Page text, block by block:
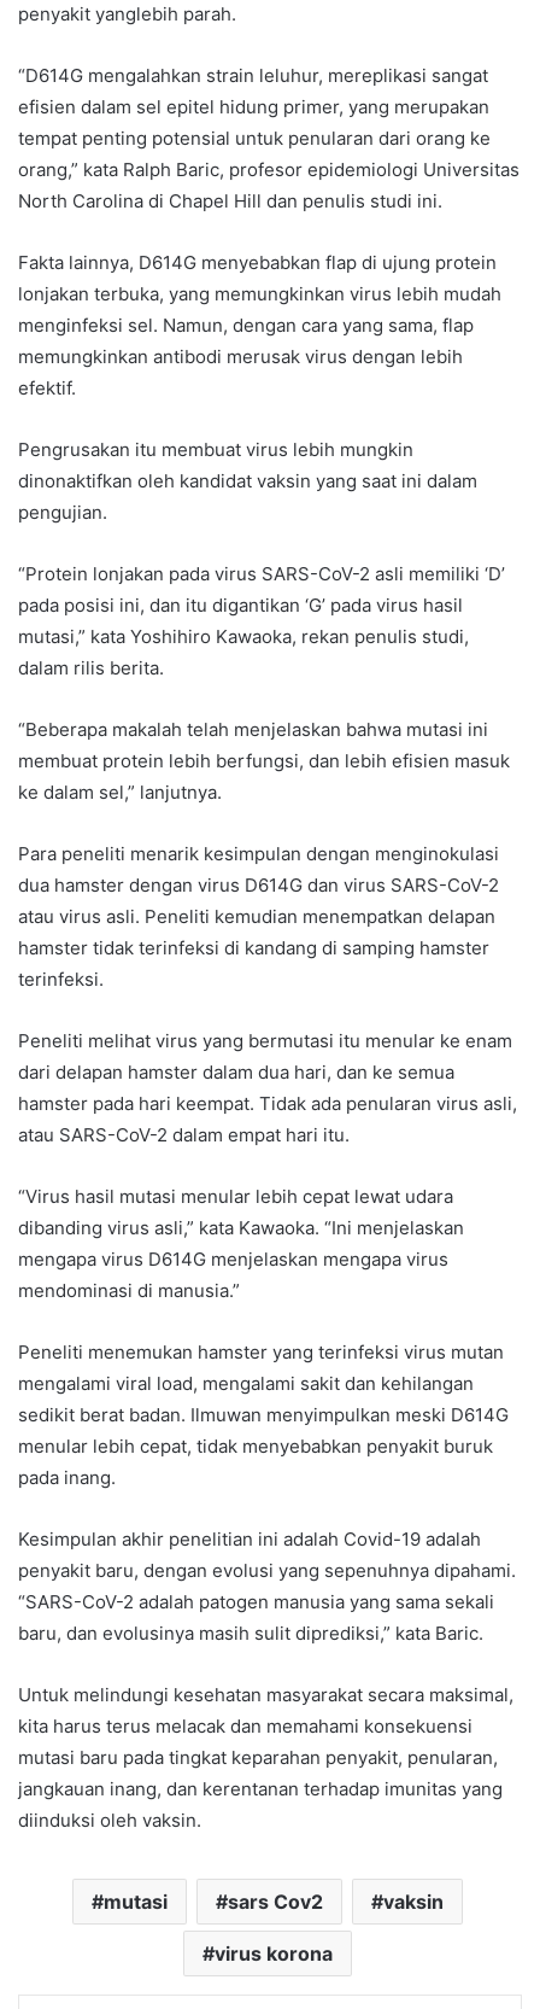
penyakit yanglebih parah.
“D614G mengalahkan strain leluhur, mereplikasi sangat
efisien dalam sel epitel hidung primer, yang merupakan
tempat penting potensial untuk penularan dari orang ke
orang,” kata Ralph Baric, profesor epidemiologi Universitas
North Carolina di Chapel Hill dan penulis studi ini.
Fakta lainnya, D614G menyebabkan flap di ujung protein
lonjakan terbuka, yang memungkinkan virus lebih mudah
menginfeksi sel. Namun, dengan cara yang sama, flap
memungkinkan antibodi merusak virus dengan lebih
efektif.
Pengrusakan itu membuat virus lebih mungkin
dinonaktifkan oleh kandidat vaksin yang saat ini dalam
pengujian.
“Protein lonjakan pada virus SARS-CoV-2 asli memiliki ‘D’
pada posisi ini, dan itu digantikan ‘G’ pada virus hasil
mutasi,” kata Yoshihiro Kawaoka, rekan penulis studi,
dalam rilis berita.
“Beberapa makalah telah menjelaskan bahwa mutasi ini
membuat protein lebih berfungsi, dan lebih efisien masuk
ke dalam sel,” lanjutnya.
Para peneliti menarik kesimpulan dengan menginokulasi
dua hamster dengan virus D614G dan virus SARS-CoV-2
atau virus asli. Peneliti kemudian menempatkan delapan
hamster tidak terinfeksi di kandang di samping hamster
terinfeksi.
Peneliti melihat virus yang bermutasi itu menular ke enam
dari delapan hamster dalam dua hari, dan ke semua
hamster pada hari keempat. Tidak ada penularan virus asli,
atau SARS-CoV-2 dalam empat hari itu.
“Virus hasil mutasi menular lebih cepat lewat udara
dibanding virus asli,” kata Kawaoka. “Ini menjelaskan
mengapa virus D614G menjelaskan mengapa virus
mendominasi di manusia.”
Peneliti menemukan hamster yang terinfeksi virus mutan
mengalami viral load, mengalami sakit dan kehilangan
sedikit berat badan. Ilmuwan menyimpulkan meski D614G
menular lebih cepat, tidak menyebabkan penyakit buruk
pada inang.
Kesimpulan akhir penelitian ini adalah Covid-19 adalah
penyakit baru, dengan evolusi yang sepenuhnya dipahami.
“SARS-CoV-2 adalah patogen manusia yang sama sekali
baru, dan evolusinya masih sulit diprediksi,” kata Baric.
Untuk melindungi kesehatan masyarakat secara maksimal,
kita harus terus melacak dan memahami konsekuensi
mutasi baru pada tingkat keparahan penyakit, penularan,
jangkauan inang, dan kerentanan terhadap imunitas yang
diinduksi oleh vaksin.
mutasi sars Cov2 vaksin
virus korona